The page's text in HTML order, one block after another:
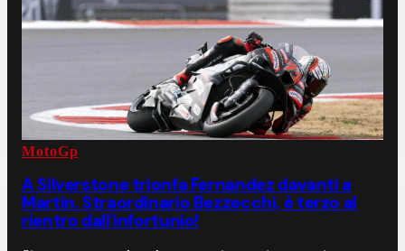
MotoGp
A Silverstone trionfa Fernandez davanti a
Martin. Straordinario Bezzecchi, è terzo al
rientro dall'infortunio!